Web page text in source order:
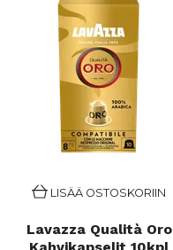
LISÄÄ OSTOSKORIIN
Lavazza Qualità Oro